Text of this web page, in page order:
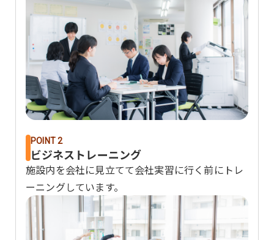
POINT 2
ビジネストレーニング
施設内を会社に見立てて会社実習に行く前にトレ
ーニングしています。